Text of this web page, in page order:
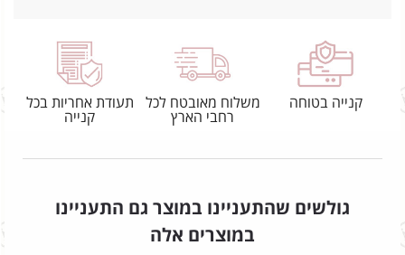
קנייה בטוחה
משלוח מאובטח לכל
רחבי הארץ
תעודת אחריות בכל
קנייה
גולשים שהתעניינו במוצר גם התעניינו
במוצרים אלה